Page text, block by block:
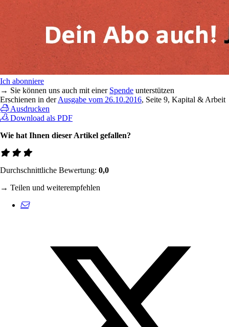
Ich abonniere
→ Sie können uns auch mit einer Spende unterstützen
Erschienen in derAusgabe vom 26.10.2016, Seite 9, Kapital & Arbeit
Ausdrucken
Download als PDF
Wie hat Ihnen dieser Artikel gefallen?
Durchschnittliche Bewertung: 0,0
→ Teilen und weiterempfehlen